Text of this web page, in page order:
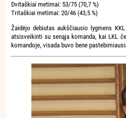
Dvitaškiai metimai: 53/75 (70,7 %)
Tritaškiai metimai: 20/46 (43,5 %)
Žaidėjo debiutas aukščiausio lygmens
atsisveikinti su senąja komanda, kai LKL
komandoje, visada buvo bene